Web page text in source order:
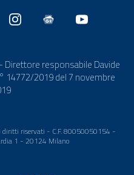
Direttore responsabile Davide
14772/2019 del 7 novembre
diritti riservati - C.F. 80050050154 -
1 - 20124 Milano